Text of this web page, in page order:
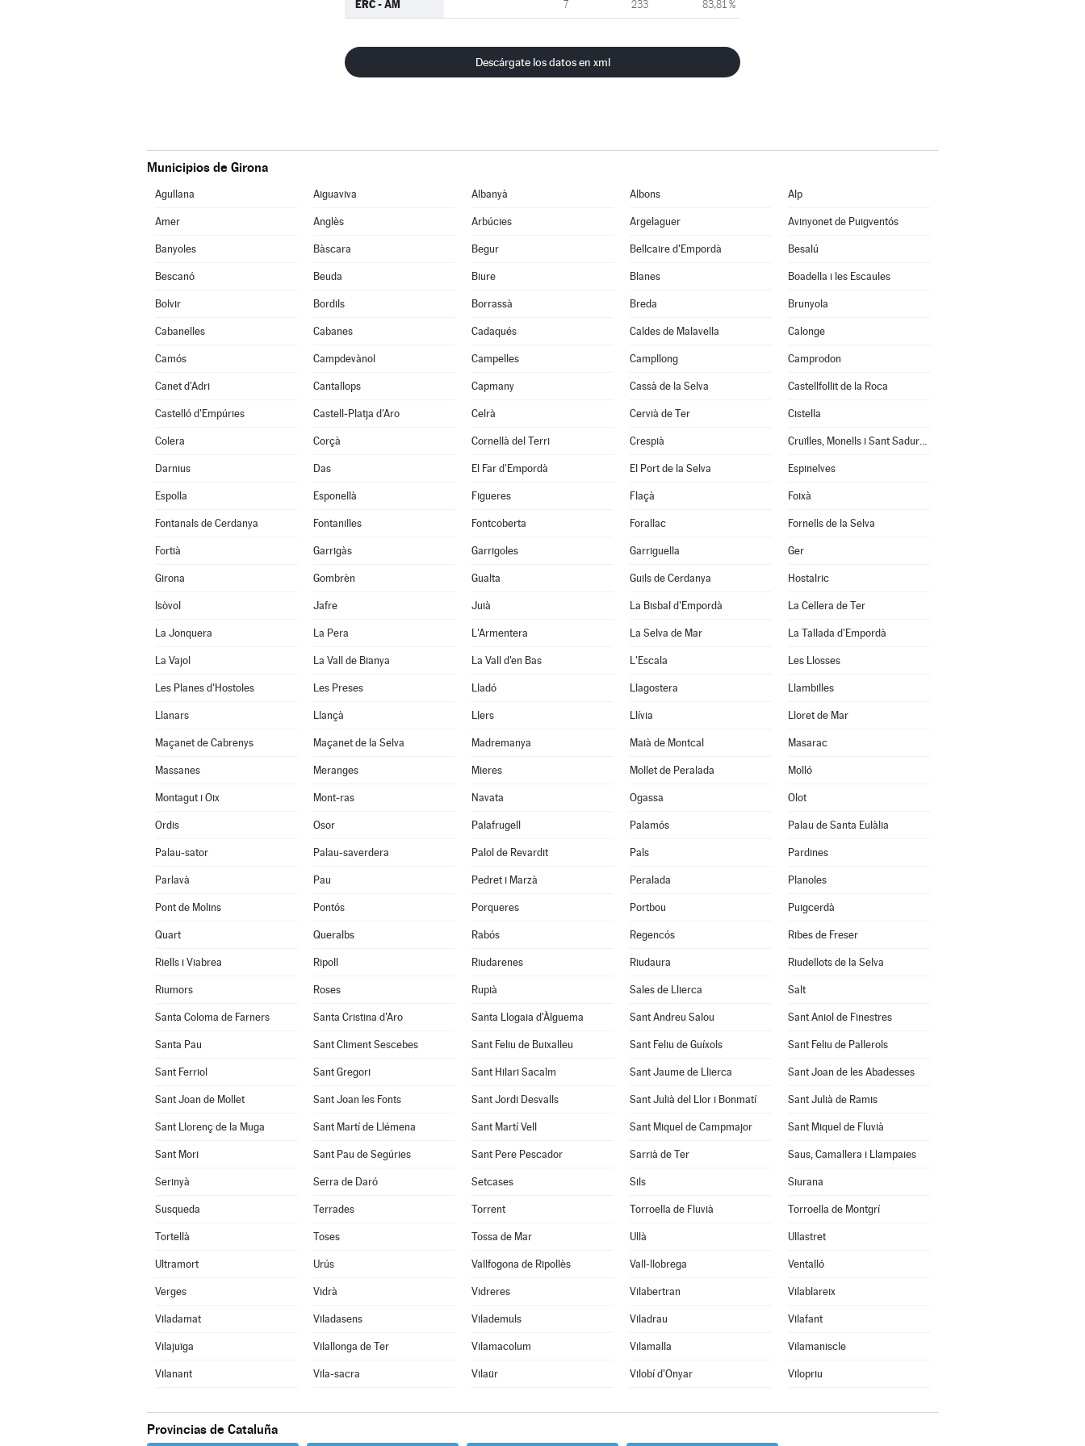
ERC - AM 7 233 83,81 %
Descárgate los datos en xml
Municipios de Girona
Agullana Aiguaviva Albanyà Albons Alp
Amer Anglès Arbúcies Argelaguer Avinyonet de Puigventós
Banyoles Bàscara Begur Bellcaire d'Empordà Besalú
Bescanó Beuda Biure Blanes Boadella i les Escaules
Bolvir Bordils Borrassà Breda Brunyola
Cabanelles Cabanes Cadaqués Caldes de Malavella Calonge
Camós Campdevànol Campelles Campllong Camprodon
Canet d'Adri Cantallops Capmany Cassà de la Selva Castellfollit de la Roca
Castelló d'Empúries Castell-Platja d'Aro Celrà Cervià de Ter Cistella
Colera Corçà Cornellà del Terri Crespià Cruïlles, Monells i Sant Sadurní de l'Heura
Darnius Das El Far d'Empordà El Port de la Selva Espinelves
Espolla Esponellà Figueres Flaçà Foixà
Fontanals de Cerdanya Fontanilles Fontcoberta Forallac Fornells de la Selva
Fortià Garrigàs Garrigoles Garriguella Ger
Girona Gombrèn Gualta Guils de Cerdanya Hostalric
Isòvol Jafre Juià La Bisbal d'Empordà La Cellera de Ter
La Jonquera La Pera L'Armentera La Selva de Mar La Tallada d'Empordà
La Vajol La Vall de Bianya La Vall d'en Bas L'Escala Les Llosses
Les Planes d'Hostoles Les Preses Lladó Llagostera Llambilles
Llanars Llançà Llers Llívia Lloret de Mar
Maçanet de Cabrenys Maçanet de la Selva Madremanya Maià de Montcal Masarac
Massanes Meranges Mieres Mollet de Peralada Molló
Montagut i Oix Mont-ras Navata Ogassa Olot
Ordis Osor Palafrugell Palamós Palau de Santa Eulàlia
Palau-sator Palau-saverdera Palol de Revardit Pals Pardines
Parlavà Pau Pedret i Marzà Peralada Planoles
Pont de Molins Pontós Porqueres Portbou Puigcerdà
Quart Queralbs Rabós Regencós Ribes de Freser
Riells i Viabrea Ripoll Riudarenes Riudaura Riudellots de la Selva
Riumors Roses Rupià Sales de Llierca Salt
Santa Coloma de Farners Santa Cristina d'Aro Santa Llogaia d'Àlguema Sant Andreu Salou Sant Aniol de Finestres
Santa Pau Sant Climent Sescebes Sant Feliu de Buixalleu Sant Feliu de Guíxols Sant Feliu de Pallerols
Sant Ferriol Sant Gregori Sant Hilari Sacalm Sant Jaume de Llierca Sant Joan de les Abadesses
Sant Joan de Mollet Sant Joan les Fonts Sant Jordi Desvalls Sant Julià del Llor i Bonmatí Sant Julià de Ramis
Sant Llorenç de la Muga Sant Martí de Llémena Sant Martí Vell Sant Miquel de Campmajor Sant Miquel de Fluvià
Sant Mori Sant Pau de Segúries Sant Pere Pescador Sarrià de Ter Saus, Camallera i Llampaies
Serinyà Serra de Daró Setcases Sils Siurana
Susqueda Terrades Torrent Torroella de Fluvià Torroella de Montgrí
Tortellà Toses Tossa de Mar Ullà Ullastret
Ultramort Urús Vallfogona de Ripollès Vall-llobrega Ventalló
Verges Vidrà Vidreres Vilabertran Vilablareix
Viladamat Viladasens Vilademuls Viladrau Vilafant
Vilajuïga Vilallonga de Ter Vilamacolum Vilamalla Vilamaniscle
Vilanant Vila-sacra Vilaür Vilobí d'Onyar Vilopriu
Provincias de Cataluña